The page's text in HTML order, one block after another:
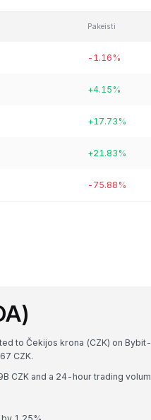
Pakeisti
-1.16%
+4.15%
+17.73%
+21.83%
-75.88%
to Čekijos krona (CZK) on
CZK.
CZK and a 24-hour trading